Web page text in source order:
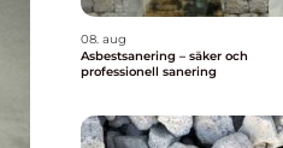
08. aug
Asbestsanering – säker och
professionell sanering